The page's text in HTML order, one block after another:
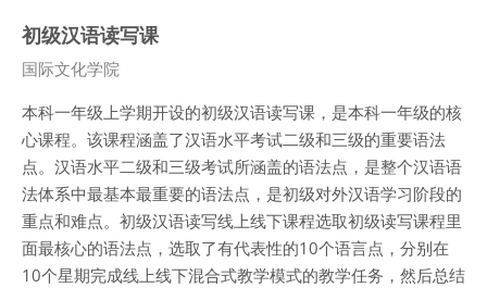
初级汉语读写课
课程类别
国际文化学院
本科一年级上学期开设的初级汉语读写课，是本科一年级的核
心课程。该课程涵盖了汉语水平考试二级和三级的重要语法
点。汉语水平二级和三级考试所涵盖的语法点，是整个汉语语
法体系中最基本最重要的语法点，是初级对外汉语学习阶段的
重点和难点。初级汉语读写线上线下课程选取初级读写课程里
面最核心的语法点，选取了有代表性的10个语言点，分别在
10个星期完成线上线下混合式教学模式的教学任务，然后总结